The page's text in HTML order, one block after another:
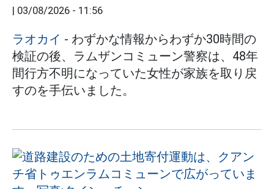
03/08/2026 - 11:56
ラオカイ - わずかな情報からわずか30時間の
検証の後、ラムザンコミューン警察は、48年
間行方不明になっていた女性が家族を取り戻
すのを手伝いました。